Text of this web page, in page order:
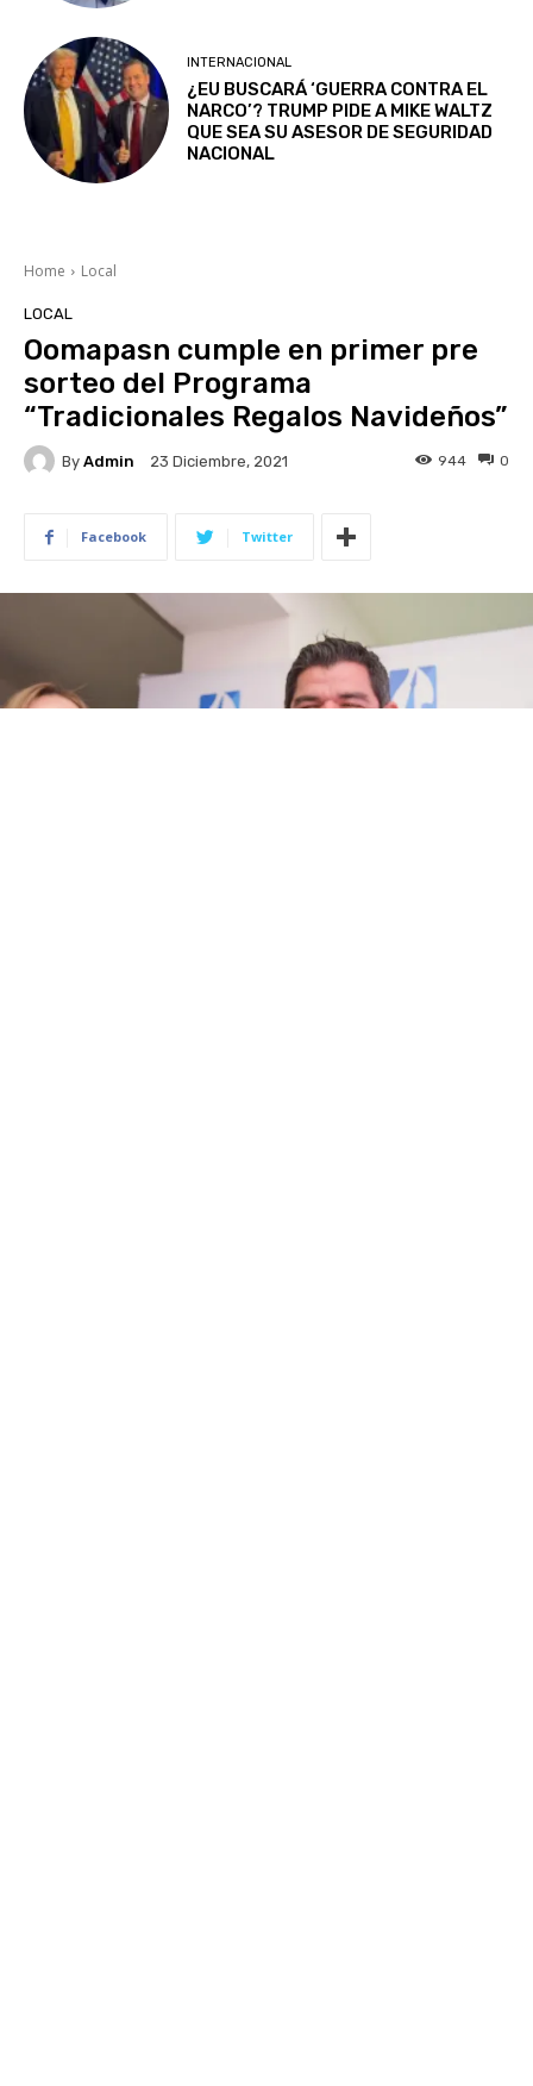
INTERNACIONAL
¿EU BUSCARÁ ‘GUERRA CONTRA EL
NARCO’? TRUMP PIDE A MIKE WALTZ
QUE SEA SU ASESOR DE SEGURIDAD
NACIONAL